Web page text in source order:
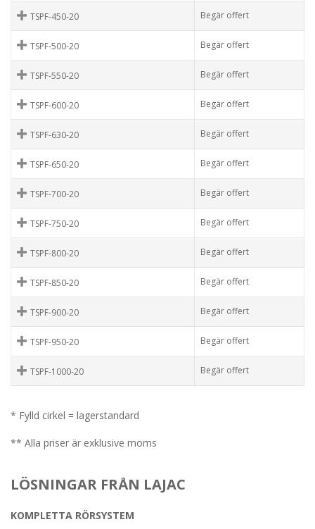
TSPF-450-20 Begär offert
TSPF-500-20 Begär offert
TSPF-550-20 Begär offert
TSPF-600-20 Begär offert
TSPF-630-20 Begär offert
TSPF-650-20 Begär offert
TSPF-700-20 Begär offert
TSPF-750-20 Begär offert
TSPF-800-20 Begär offert
TSPF-850-20 Begär offert
TSPF-900-20 Begär offert
TSPF-950-20 Begär offert
TSPF-1000-20 Begär offert
* Fylld cirkel = lagerstandard
** Alla priser är exklusive moms
LÖSNINGAR FRÅN LAJAC
KOMPLETTA RÖRSYSTEM